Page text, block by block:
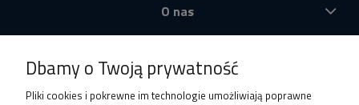
O nas
Dbamy o Twoją prywatność
Pliki cookies i pokrewne im technologie umożliwiają poprawne